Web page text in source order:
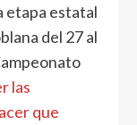
etapa estatal
del 27 al
las
que